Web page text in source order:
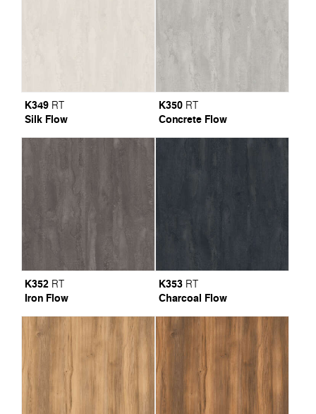
K349 RT
Silk Flow
K350 RT
Concrete Flow
K352 RT
Iron Flow
K353 RT
Charcoal Flow